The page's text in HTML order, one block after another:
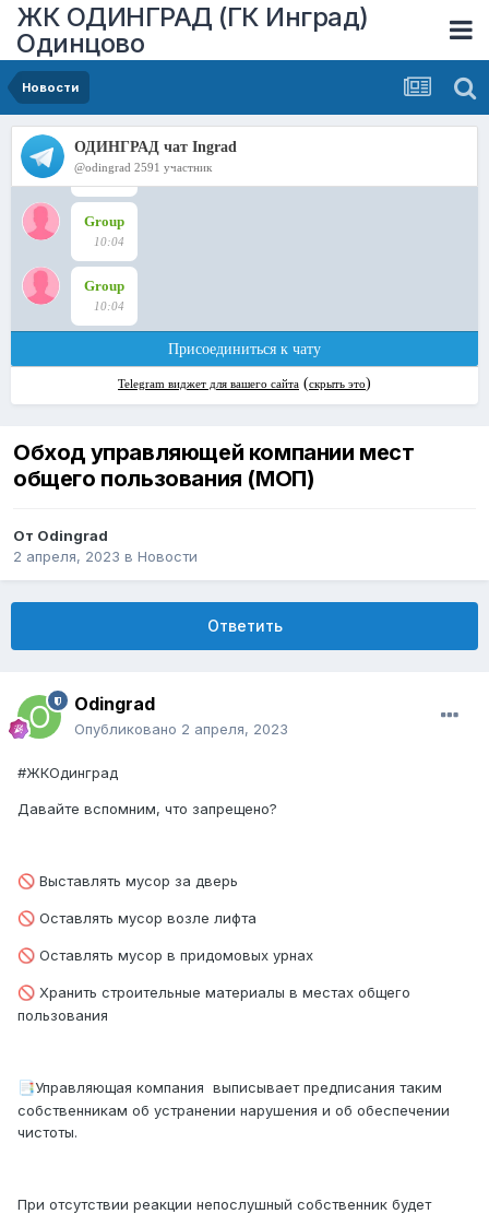
ЖК ОДИНГРАД (ГК Инград)
Одинцово
Новости
Обход управляющей компании мест
общего пользования (МОП)
От Odingrad
2 апреля, 2023 в Новости
Ответить
Odingrad
Опубликовано 2 апреля, 2023
#ЖКОдинград
Давайте вспомним, что запрещено?
🚫 Выставлять мусор за дверь
🚫 Оставлять мусор возле лифта
🚫 Оставлять мусор в придомовых урнах
🚫 Хранить строительные материалы в местах общего
пользования
📑Управляющая компания выписывает предписания таким
собственникам об устранении нарушения и об обеспечении
чистоты.
При отсутствии реакции непослушный собственник будет